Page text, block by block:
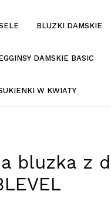
BLUZKI DAMSKIE
DAMSKIE BASIC
W KWIATY
bluzka z